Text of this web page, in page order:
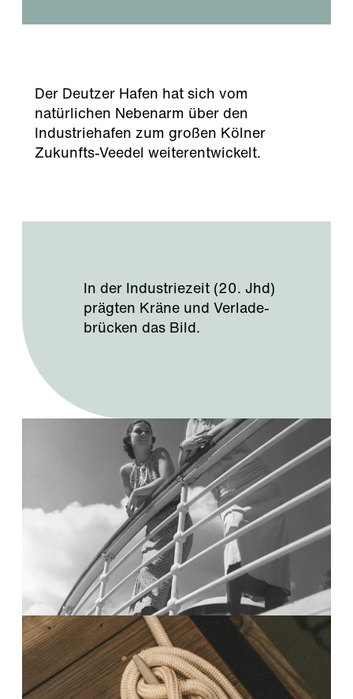
Der Deutzer Hafen hat sich vom
natürlichen Nebenarm über den
Industriehafen zum großen Kölner
Zukunfts-Veedel weiterentwickelt.
In der Industriezeit (20. Jhd)
prägten Kräne und Verlade-
brücken das Bild.